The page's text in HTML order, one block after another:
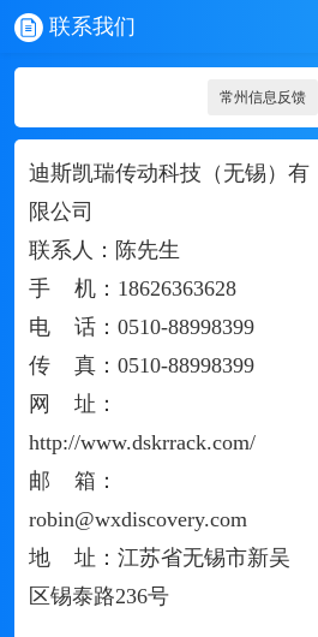
联系我们
常州信息反馈
迪斯凯瑞传动科技（无锡）有
限公司
联系人：陈先生
手 机：18626363628
电 话：0510-88998399
传 真：0510-88998399
网 址：
http://www.dskrrack.com/
邮 箱：
robin@wxdiscovery.com
地 址：江苏省无锡市新吴
区锡泰路236号